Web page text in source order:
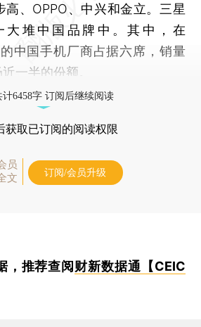
高、OPPO、中兴和金立。三星
大堆中国品牌中。其中，在
中国手机厂商占据六席，销量
一半的份额。
计6458字 订阅后继续阅读
获取已订阅的阅读权限
员
文
订阅/会员升级
，推荐查阅 财新数据通【CEIC